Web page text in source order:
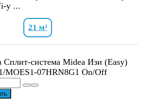
у ...
21 м²
Сплит-система Midea Изи (Easy)
MOES1-07HRN8G1 On/Off